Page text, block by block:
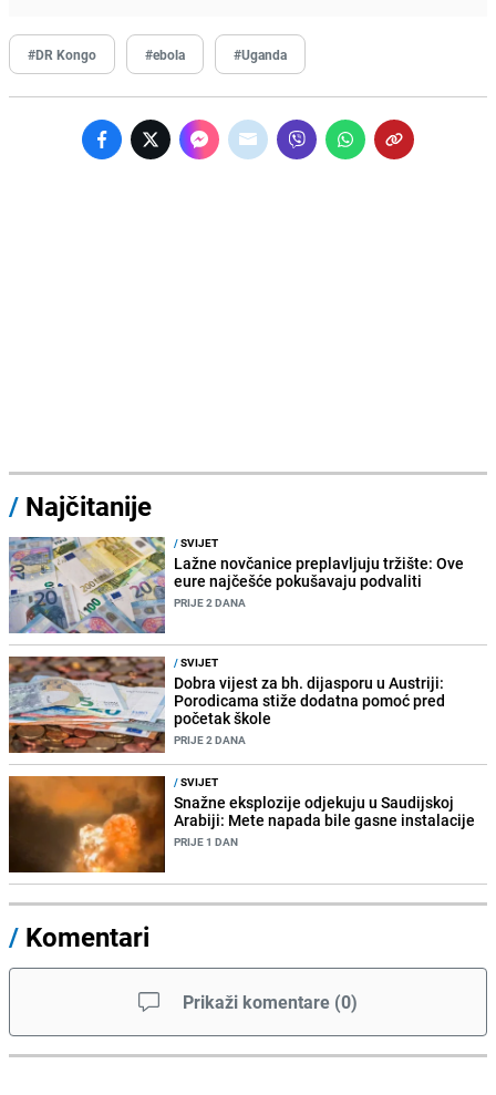
#DR Kongo #ebola #Uganda
/ Najčitanije
/SVIJET
Lažne novčanice preplavljuju tržište: Ove
eure najčešće pokušavaju podvaliti
PRIJE 2 DANA
/SVIJET
Dobra vijest za bh. dijasporu u Austriji:
Porodicama stiže dodatna pomoć pred
početak škole
PRIJE 2 DANA
/SVIJET
Snažne eksplozije odjekuju u Saudijskoj
Arabiji: Mete napada bile gasne instalacije
PRIJE 1 DAN
/ Komentari
Prikaži komentare (0)